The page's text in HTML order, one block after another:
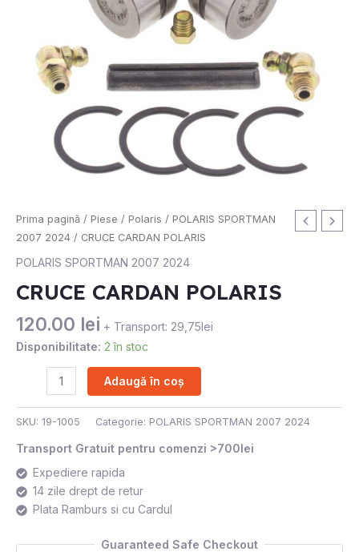
Prima pagină / Piese / Polaris / POLARIS SPORTMAN
2007 2024 / CRUCE CARDAN POLARIS
POLARIS SPORTMAN 2007 2024
CRUCE CARDAN POLARIS
120.00 lei + Transport: 29,75lei
Disponibilitate: 2 în stoc
Cantitate
CRUCE
CARDAN
Adaugă în coș
SKU: 19-1005 Categorie: POLARIS SPORTMAN 2007 2024
Transport Gratuit pentru comenzi >700lei
Expediere rapida
14 zile drept de retur
Plata Ramburs si cu Cardul
Guaranteed Safe Checkout